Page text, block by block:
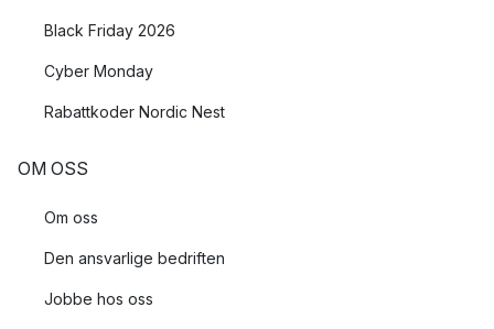
Black Friday 2026
Cyber Monday
Rabattkoder Nordic Nest
OM OSS
Om oss
Den ansvarlige bedriften
Jobbe hos oss